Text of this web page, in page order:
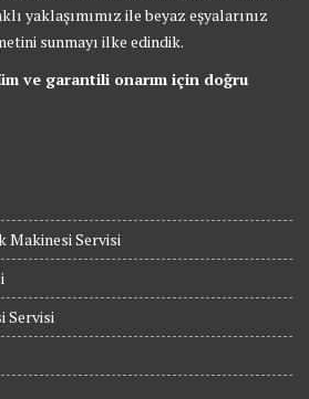
yaklaşımımız ile beyaz eşyalarınız
sunmayı ilke edindik.
ve garantili onarım için doğru
Makinesi Servisi
Servisi